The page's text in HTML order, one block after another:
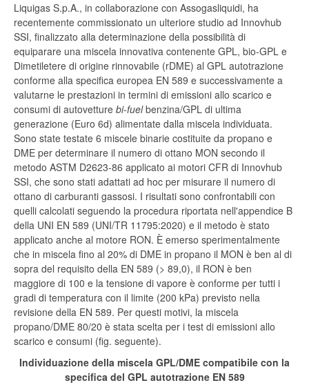
Liquigas S.p.A., in collaborazione con Assogasliquidi, ha
recentemente commissionato un ulteriore studio ad Innovhub
SSI, finalizzato alla determinazione della possibilità di
equiparare una miscela innovativa contenente GPL, bio-GPL e
Dimetiletere di origine rinnovabile (rDME) al GPL autotrazione
conforme alla specifica europea EN 589 e successivamente a
valutarne le prestazioni in termini di emissioni allo scarico e
consumi di autovetture bi-fuelbenzina/GPL di ultima
generazione (Euro 6d) alimentate dalla miscela individuata.
Sono state testate 6 miscele binarie costituite da propano e
DME per determinare il numero di ottano MON secondo il
metodo ASTM D2623-86 applicato ai motori CFR di Innovhub
SSI, che sono stati adattati ad hoc per misurare il numero di
ottano di carburanti gassosi. I risultati sono confrontabili con
quelli calcolati seguendo la procedura riportata nell'appendice B
della UNI EN 589 (UNI/TR 11795:2020) e il metodo è stato
applicato anche al motore RON. È emerso sperimentalmente
che in miscela fino al 20% di DME in propano il MON è ben al di
sopra del requisito della EN 589 (> 89,0), il RON è ben
maggiore di 100 e la tensione di vapore è conforme per tutti i
gradi di temperatura con il limite (200 kPa) previsto nella
revisione della EN 589. Per questi motivi, la miscela
propano/DME 80/20 è stata scelta per i test di emissioni allo
scarico e consumi (fig. seguente).
Individuazione della miscela GPL/DME compatibile con la
specifica del GPL autotrazione EN 589